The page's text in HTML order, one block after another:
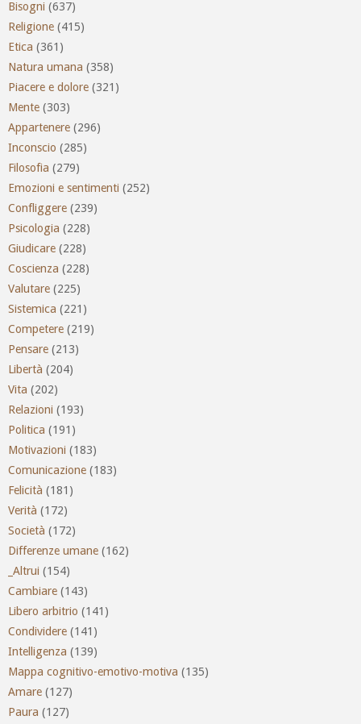
Bisogni (637)
Religione (415)
Etica (361)
Natura umana (358)
Piacere e dolore (321)
Mente (303)
Appartenere (296)
Inconscio (285)
Filosofia (279)
Emozioni e sentimenti (252)
Confliggere (239)
Psicologia (228)
Giudicare (228)
Coscienza (228)
Valutare (225)
Sistemica (221)
Competere (219)
Pensare (213)
Libertà (204)
Vita (202)
Relazioni (193)
Politica (191)
Motivazioni (183)
Comunicazione (183)
Felicità (181)
Verità (172)
Società (172)
Differenze umane (162)
_Altrui (154)
Cambiare (143)
Libero arbitrio (141)
Condividere (141)
Intelligenza (139)
Mappa cognitivo-emotivo-motiva (135)
Amare (127)
Paura (127)